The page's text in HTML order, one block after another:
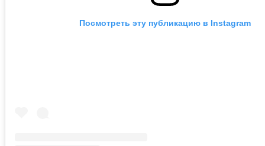
Посмотреть эту публикацию в Instagram